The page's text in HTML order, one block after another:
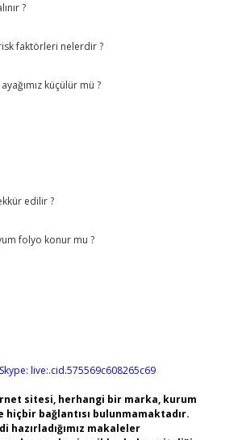
?
faktörleri nelerdir ?
küçülür mü ?
edilir ?
folyo konur mu ?
Skype: live:.cid.575569c608265c69
sitesi, herhangi bir marka, kurum
hiçbir bağlantısı bulunmamaktadır.
hazırladığımız makaleler